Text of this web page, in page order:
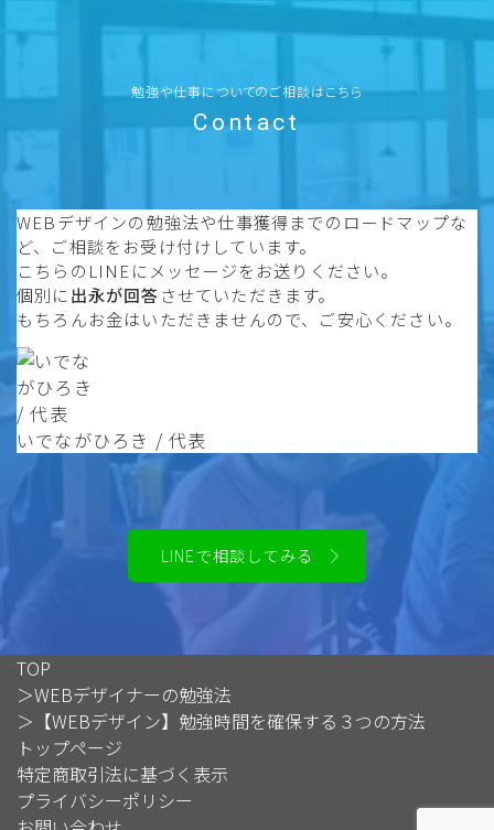
Follow Me
勉強や仕事についてのご相談はこちら
Contact
WEBデザインの勉強法や仕事獲得までのロードマップな
ど、ご相談をお受け付けしています。
こちらのLINEにメッセージをお送りください。
個別に出永が回答させていただきます。
もちろんお金はいただきませんので、ご安心ください。
いでながひろき / 代表
LINEで相談してみる
TOP
＞WEBデザイナーの勉強法
＞ 【WEBデザイン】勉強時間を確保する３つの方法
トップページ
特定商取引法に基づく表示
プライバシーポリシー